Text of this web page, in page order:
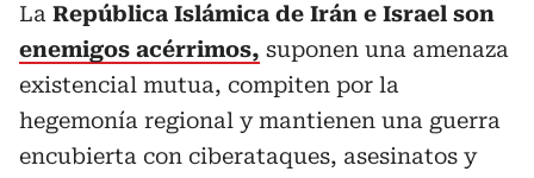
La República Islámica de Irán e Israel son
enemigos acérrimos, suponen una amenaza
existencial mutua, compiten por la
hegemonía regional y mantienen una guerra
encubierta con ciberataques, asesinatos y